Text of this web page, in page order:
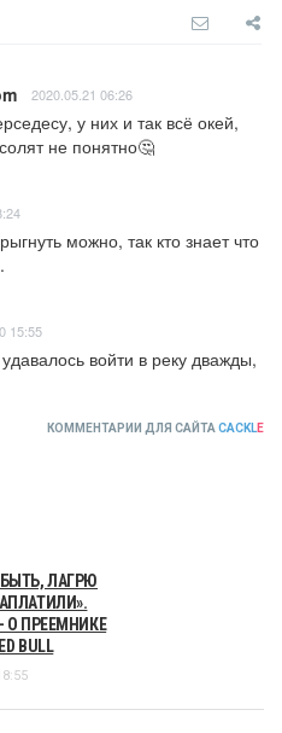
2020.05.21 06:26
у них и так всё окей,
не понятно🤔
можно, так кто знает что
15:55
войти в реку дважды,
КОММЕНТАРИИ ДЛЯ САЙТА CACKLE
ЛАГРЮ
О ПРЕЕМНИКЕ
BULL